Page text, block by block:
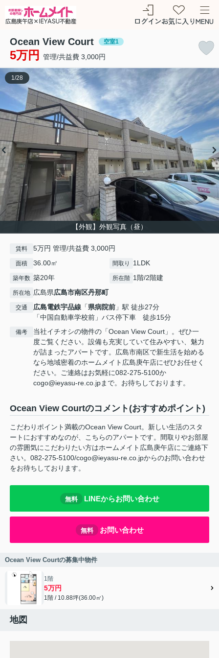
ログインお気に入りMENU
Ocean View Court 空室1
5万円 管理/共益費 3,000円
【外観】外観写真（昼）
1 /28
賃料 5万円 管理/共益費 3,000円
面積 36.00㎡ 間取り 1LDK
築年数 築20年 所在階 1階/2階建
所在地 広島県広島市南区丹那町
交通 広島電鉄宇品線 「県病院前 」駅 徒歩27分
「中国自動車学校前」バス停下車 徒歩15分
備考
当社イチオシの物件の「Ocean View Court」。ぜひ一
度ご覧ください。設備も充実していて住みやすい、魅力
が詰まったアパートです。広島市南区で新生活を始める
なら地域密着のホームメイト広島庚午店にぜひお任せく
ださい。ご連絡はお気軽に082-275-5100か
cogo@ieyasu-re.co.jpまで。お待ちしております。
Ocean View Courtのコメント(おすすめポイント)
こだわりポイント満載のOcean View Court。新しい生活のスタ
ートにおすすめなのが、こちらのアパートです。間取りやお部屋
の雰囲気にこだわりたい方はホームメイト広島庚午店にご連絡下
さい。082-275-5100/cogo@ieyasu-re.co.jpからのお問い合わせ
をお待ちしております。
無料 LINEからお問い合わせ
無料 お問い合わせ
Ocean View Courtの募集中物件
1階
5万円
1階 / 10.88坪(36.00㎡)
地図